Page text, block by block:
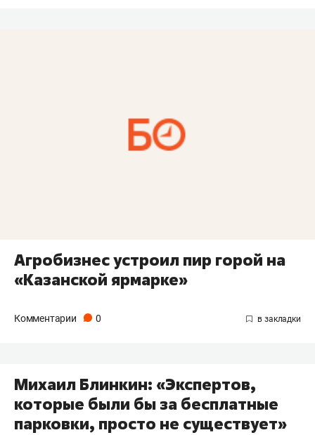
Агробизнес устроил пир горой на
«Казанской ярмарке»
Комментарии 0
Михаил Блинкин: «Экспертов,
которые были бы за бесплатные
парковки, просто не существует»